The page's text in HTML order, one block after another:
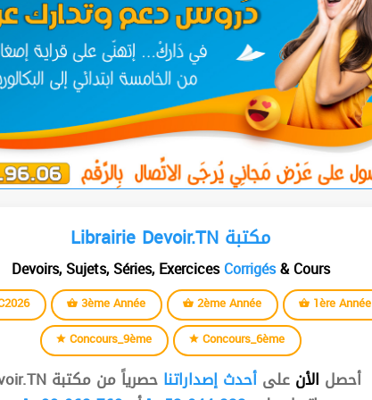
Librairie Devoir.TN مكتبة
Devoirs, Sujets, Séries, ExercicesCorrigés& Cours
3ème Année 2ème Année
1ère Année
Concours_9ème
Concours_6ème
أحصل الأن على أحدث إصداراتنا حصرياً من مكتبة Devoir.TN